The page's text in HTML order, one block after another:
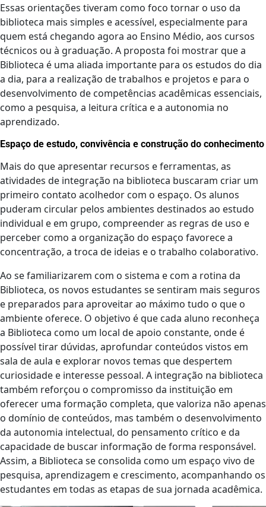
Essas orientações tiveram como foco tornar o uso da
biblioteca mais simples e acessível, especialmente para
quem está chegando agora ao Ensino Médio, aos cursos
técnicos ou à graduação. A proposta foi mostrar que a
Biblioteca é uma aliada importante para os estudos do dia
a dia, para a realização de trabalhos e projetos e para o
desenvolvimento de competências acadêmicas essenciais,
como a pesquisa, a leitura crítica e a autonomia no
aprendizado.
Espaço de estudo, convivência e construção do conhecimento
Mais do que apresentar recursos e ferramentas, as
atividades de integração na biblioteca buscaram criar um
primeiro contato acolhedor com o espaço. Os alunos
puderam circular pelos ambientes destinados ao estudo
individual e em grupo, compreender as regras de uso e
perceber como a organização do espaço favorece a
concentração, a troca de ideias e o trabalho colaborativo.
Ao se familiarizarem com o sistema e com a rotina da
Biblioteca, os novos estudantes se sentiram mais seguros
e preparados para aproveitar ao máximo tudo o que o
ambiente oferece. O objetivo é que cada aluno reconheça
a Biblioteca como um local de apoio constante, onde é
possível tirar dúvidas, aprofundar conteúdos vistos em
sala de aula e explorar novos temas que despertem
curiosidade e interesse pessoal. A integração na biblioteca
também reforçou o compromisso da instituição em
oferecer uma formação completa, que valoriza não apenas
o domínio de conteúdos, mas também o desenvolvimento
da autonomia intelectual, do pensamento crítico e da
capacidade de buscar informação de forma responsável.
Assim, a Biblioteca se consolida como um espaço vivo de
pesquisa, aprendizagem e crescimento, acompanhando os
estudantes em todas as etapas de sua jornada acadêmica.